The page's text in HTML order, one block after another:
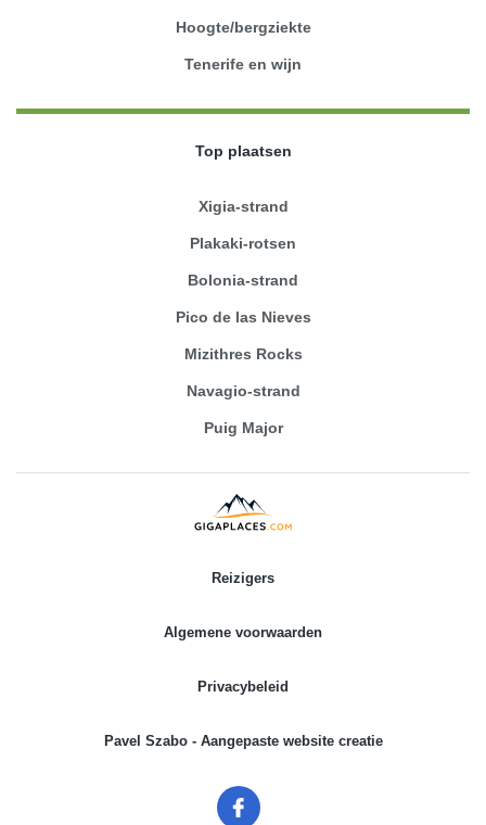
Hoogte/bergziekte
Tenerife en wijn
Top plaatsen
Xigia-strand
Plakaki-rotsen
Bolonia-strand
Pico de las Nieves
Mizithres Rocks
Navagio-strand
Puig Major
Reizigers
Algemene voorwaarden
Privacybeleid
Pavel Szabo - Aangepaste website creatie